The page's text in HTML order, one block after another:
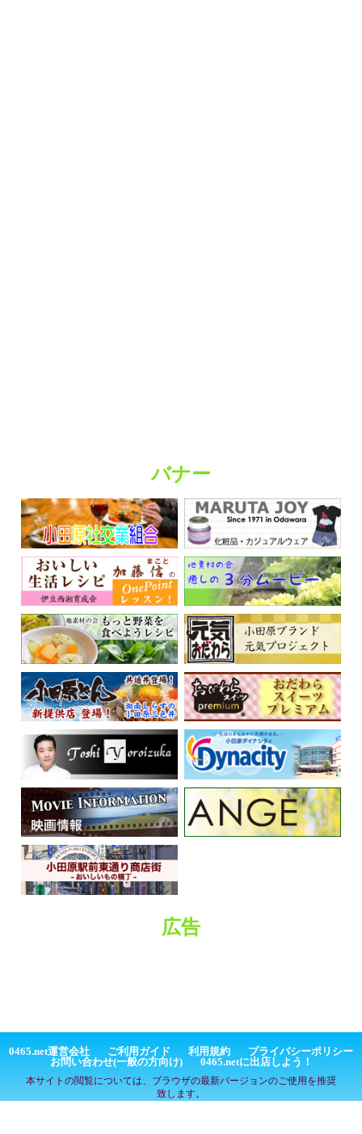
くらしの情報
バナー
広告
0465.net運営会社 ご利用ガイド 利用規約
プライバシーポリシー
お問い合わせ(一般の方向け)
0465.netに出店しよう！
本サイトの閲覧については、ブラウザの最新バージョンのご使用を推奨
致します。